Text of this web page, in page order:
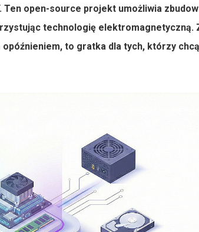
Ten open-source projekt umożliwia
technologię elektromagnetyczną.
to gratka dla tych, którzy chcą